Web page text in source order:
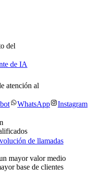
del
de IA
atención al
WhatsApp Instagram
de llamadas
mayor valor medio
base de clientes